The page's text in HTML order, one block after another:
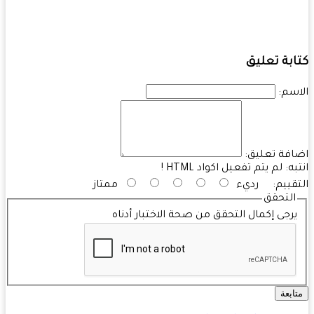
تعليق
تعليق:
لم يتم تفعيل اكواد HTML !
رديء
ممتاز
التحقق
يرجى إكمال التحقق من صحة الاختبار أدناه